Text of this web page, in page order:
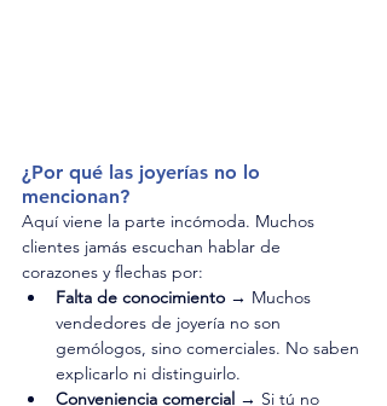
¿Por qué las joyerías no lo
mencionan?
Aquí viene la parte incómoda. Muchos
clientes jamás escuchan hablar de
corazones y flechas por:
Falta de conocimiento → Muchos
vendedores de joyería no son
gemólogos, sino comerciales. No saben
explicarlo ni distinguirlo.
Conveniencia comercial → Si tú no